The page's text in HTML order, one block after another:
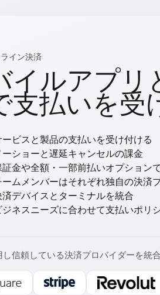
イン決済
イルアプリ
支払いを受
ビスと製品の支払いを受け付ける
ーショーと遅延キャンセルの課金
金や全額・一部前払いオプション
ムメンバーはそれぞれ独自の決済
デバイスとターミナルを統合
ジネスニーズに合わせて支払いポリ
信頼している決済プロバイダーを統合